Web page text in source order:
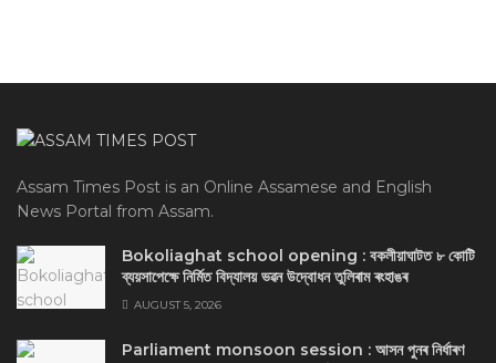
Assam Times Post is an Online Assamese and English
News Portal from Assam.
Bokoliaghat school opening : বকলীয়াঘাটত ৮ কোটি
ব্যয়সাপেক্ষে নির্মিত বিদ্যালয় ভৱন উদ্বোধন তুলিৰাম ৰংহাঙৰ
AUGUST 5, 2026
Parliament monsoon session : আসন পুনৰ নিৰ্ধাৰণ